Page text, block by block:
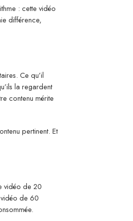
: cette vidéo
différence,
Ce qu’il
la regardent
contenu mérite
pertinent. Et
vidéo de 20
vidéo de 60